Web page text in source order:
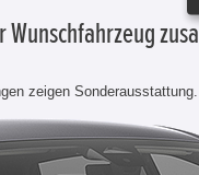
Wunschfahrzeug
zeigen Sonderausstattung.